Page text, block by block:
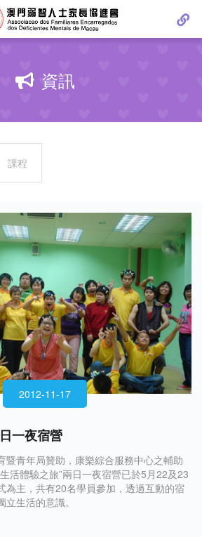
資訊
課程
2012-11-17
一夜宿營
青年局贊助，康樂綜合服務中心之輔助
活體驗之旅”兩日一夜宿營已於5月22及23
為主，共有20名學員參加，透過互動的宿
生活的意識。